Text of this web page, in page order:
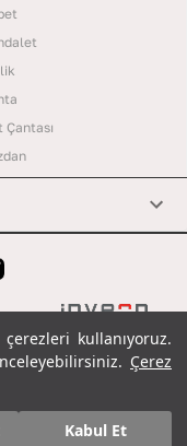
kullanıyoruz.
Çerez
Kabul Et
kullanıyoruz.
Çerez
Kabul Et
Çantası